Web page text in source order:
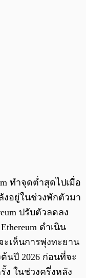
ทำจุดต่ำสุดไปเมื่อ
งอยู่ในช่วงพักตัวมา
ปรับตัวลดลง
ดำเนิน
ะเห็นการพุ่งทะยาน
นปี 2026 ก่อนที่จะ
ง ในช่วงครึ่งหลัง